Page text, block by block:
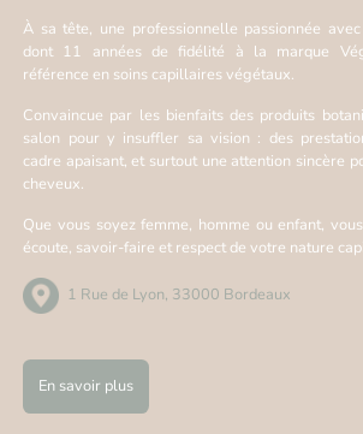
À sa tête, une professionnelle passionnée
dont 11 années de fidélité à la marque
référence en soins capillaires végétaux.
Convaincue par les bienfaits des produits
salon pour y insuffler sa vision : des
cadre apaisant, et surtout une attention sincère
cheveux.
Que vous soyez femme, homme ou enfant,
écoute, savoir-faire et respect de votre nature
1 Rue de Lyon, 33000 Bordeaux
En savoir plus